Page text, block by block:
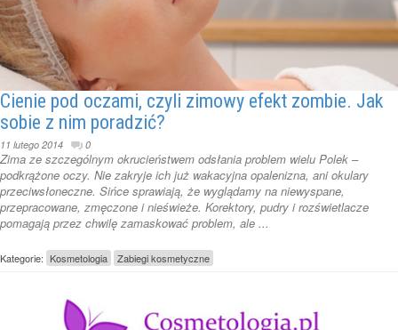
Cienie pod oczami, czyli zimowy efekt zombie. Jak
sobie z nim poradzić?
11 lutego 2014 0
Zima ze szczególnym okrucieństwem odsłania problem wielu Polek –
podkrążone oczy. Nie zakryje ich już wakacyjna opalenizna, ani okulary
przeciwsłoneczne. Sińce sprawiają, że wyglądamy na niewyspane,
przepracowane, zmęczone i nieświeże. Korektory, pudry i rozświetlacze
pomagają przez chwilę zamaskować problem, ale ...
Kategorie: Kosmetologia Zabiegi kosmetyczne